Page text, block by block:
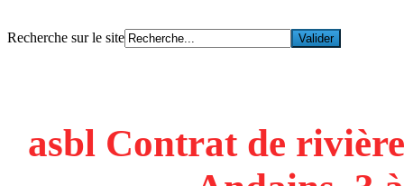
Recherche sur le site
asbl Contrat de